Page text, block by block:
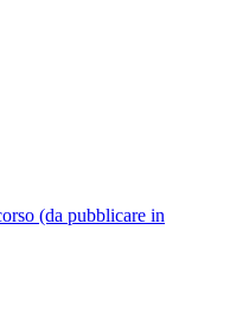
(da pubblicare in